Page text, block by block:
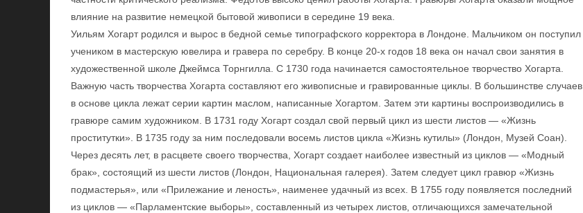
влияние на развитие немецкой бытовой живописи в середине 19 века.
Уильям Хогарт родился и вырос в бедной семье типографского корректора в Лондоне. Мальчиком он поступил
учеником в мастерскую ювелира и гравера по серебру. В конце 20-х годов 18 века он начал свои занятия в
художественной школе Джеймса Торнгилла. С 1730 года начинается самостоятельное творчество Хогарта.
Важную часть творчества Хогарта составляют его живописные и гравированные циклы. В большинстве случаев
в основе цикла лежат серии картин маслом, написанные Хогартом. Затем эти картины воспроизводились в
гравюре самим художником. В 1731 году Хогарт создал свой первый цикл из шести листов — «Жизнь
проститутки». В 1735 году за ним последовали восемь листов цикла «Жизнь кутилы» (Лондон, Музей Соан).
Через десять лет, в расцвете своего творчества, Хогарт создает наиболее известный из циклов — «Модный
брак», состоящий из шести листов (Лондон, Национальная галерея). Затем следует цикл гравюр «Жизнь
подмастерья», или «Прилежание и леность», наименее удачный из всех. В 1755 году появляется последний
из циклов — «Парламентские выборы», составленный из четырех листов, отличающихся замечательной